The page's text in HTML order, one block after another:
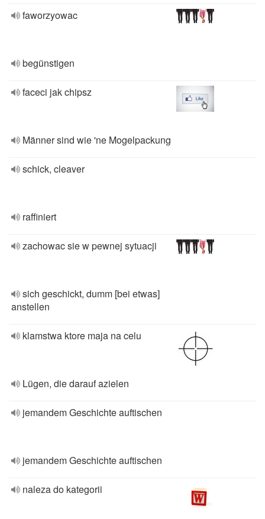
faworzyowac
begünstigen
faceci jak chipsz
Männer sind wie 'ne Mogelpackung
schick, cleaver
raffiniert
zachowac sie w pewnej sytuacji
sich geschickt, dumm [bei etwas]
anstellen
klamstwa ktore maja na celu
Lügen, die darauf azielen
jemandem Geschichte auftischen
jemandem Geschichte auftischen
naleza do kategorii